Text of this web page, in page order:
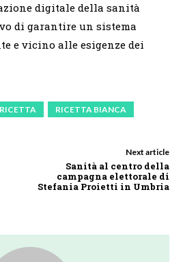
digitale della sanità
di garantire un sistema
e vicino alle esigenze dei
RICETTA RICETTA BIANCA
Next article
Sanità al centro della
campagna elettorale di
Stefania Proietti in Umbria